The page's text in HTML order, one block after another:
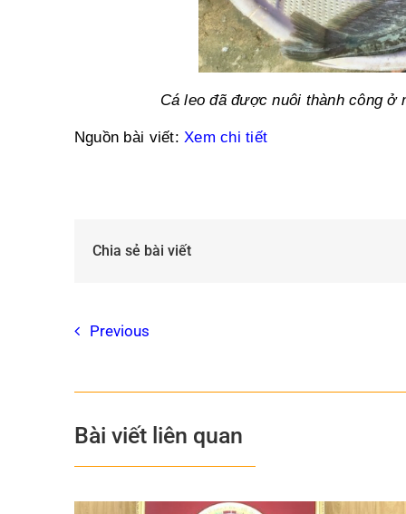
Cá leo đã được nuôi thành công ở
Nguồn bài viết:Xem chi tiết
Chia sẻ bài viết
Previous
Bài viết liên quan